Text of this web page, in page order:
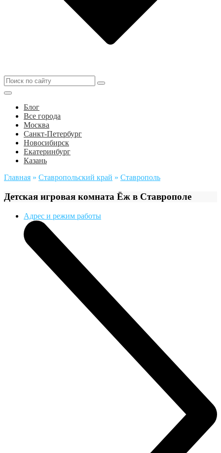
Блог
Все города
Москва
Санкт-Петербург
Новосибирск
Екатеринбург
Казань
Главная » Ставропольский край » Ставрополь
Детская игровая комната Ёж в Ставрополе
Адрес и режим работы